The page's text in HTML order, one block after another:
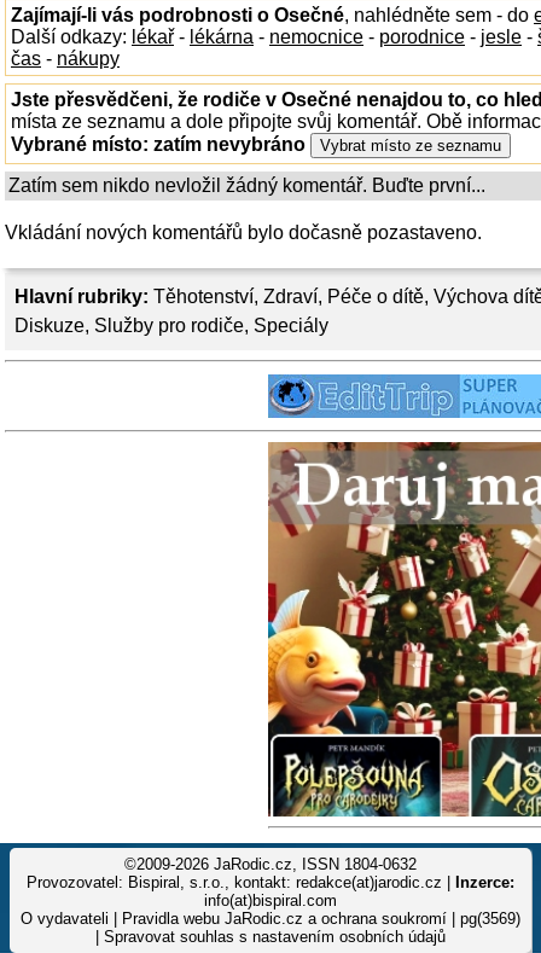
Hlavní rubriky: Těhotenství, Zdraví, Péče o dítě, Výchova
Diskuze, Služby pro rodiče, Speciály
Zajímají-li vás podrobnosti o Osečné, nahlédněte sem - do
Další odkazy: lékař - lékárna - nemocnice - porodnice - jesle -
čas - nákupy
Jste přesvědčeni, že rodiče v Osečné nenajdou to, co
místa ze seznamu a dole připojte svůj komentář. Obě
Vybrané místo: zatím nevybráno
Zatím sem nikdo nevložil žádný komentář. Buďte první...
Vkládání nových komentářů bylo dočasně pozastaveno.
©2009-2026 JaRodic.cz, ISSN 1804-0632
Provozovatel: Bispiral, s.r.o., kontakt: redakce(at)jarodic.cz |
Inzerce:
info(at)bispiral.com
O vydavateli
Pravidla webu JaRodic.cz a ochrana soukromí | pg(3569)
Spravovat souhlas s nastavením osobních údajů